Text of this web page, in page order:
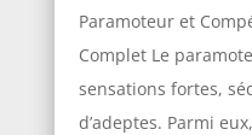
Paramoteur et
Complet Le
sensations fortes,
d’adeptes. Parmi